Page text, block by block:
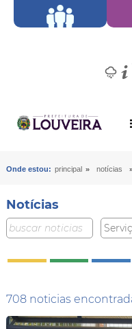
Onde estou: principal » notícias
Notícias
708 noticias